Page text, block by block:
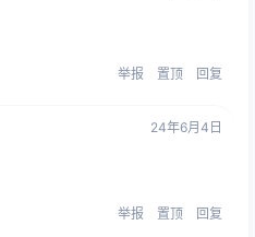
举报 置顶 回复
24年6月4日
举报 置顶 回复